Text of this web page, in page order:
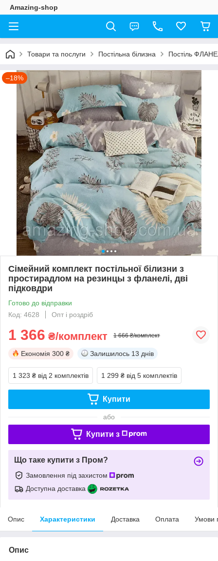
Amazing-shop
Товари та послуги Постільна білизна Постіль
–18%
Сімейний комплект постільної білизни з
простирадлом на резинцы з фланелі, дві
підковдри
Готово до відправки
Код: 4628
Опт і роздріб
1 366 ₴/комплект 1 666 ₴/комплект
Економія 300 ₴ Залишилось 13 днів
1 323 ₴ від 2 комплектів 1 299 ₴ від 5 комплектів
Купити
або
Купити з
Що таке купити з Пром?
Замовлення під захистом
Доступна доставка
Опис Характеристики Доставка Оплата Умови
Опис